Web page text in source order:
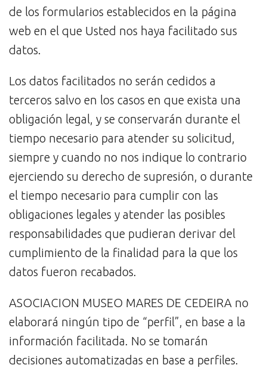
de los formularios establecidos en la página
web en el que Usted nos haya facilitado sus
datos.
Los datos facilitados no serán cedidos a
terceros salvo en los casos en que exista una
obligación legal, y se conservarán durante el
tiempo necesario para atender su solicitud,
siempre y cuando no nos indique lo contrario
ejerciendo su derecho de supresión, o durante
el tiempo necesario para cumplir con las
obligaciones legales y atender las posibles
responsabilidades que pudieran derivar del
cumplimiento de la finalidad para la que los
datos fueron recabados.
ASOCIACION MUSEO MARES DE CEDEIRA no
elaborará ningún tipo de “perfil”, en base a la
información facilitada. No se tomarán
decisiones automatizadas en base a perfiles.